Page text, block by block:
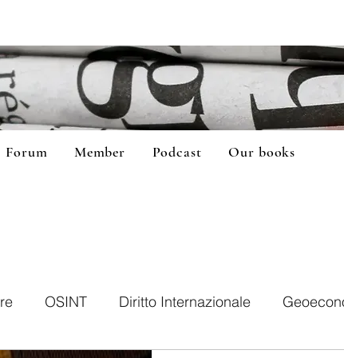
Forum Member Podcast Our books
OSINT Diritto Internazionale